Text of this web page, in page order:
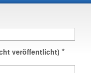
veröffentlicht) *